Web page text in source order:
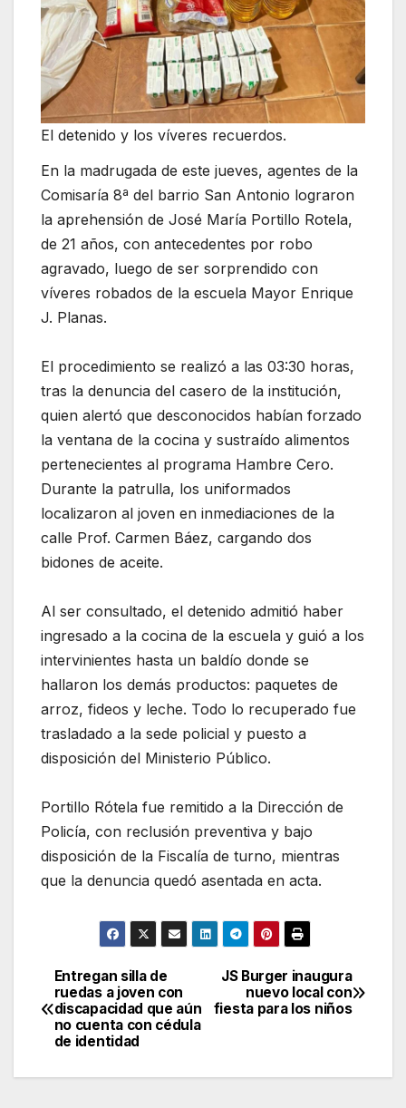
El detenido y los víveres recuerdos.
En la madrugada de este jueves, agentes de la
Comisaría 8ª del barrio San Antonio lograron
la aprehensión de José María Portillo Rotela,
de 21 años, con antecedentes por robo
agravado, luego de ser sorprendido con
víveres robados de la escuela Mayor Enrique
J. Planas.
El procedimiento se realizó a las 03:30 horas,
tras la denuncia del casero de la institución,
quien alertó que desconocidos habían forzado
la ventana de la cocina y sustraído alimentos
pertenecientes al programa Hambre Cero.
Durante la patrulla, los uniformados
localizaron al joven en inmediaciones de la
calle Prof. Carmen Báez, cargando dos
bidones de aceite.
Al ser consultado, el detenido admitió haber
ingresado a la cocina de la escuela y guió a los
intervinientes hasta un baldío donde se
hallaron los demás productos: paquetes de
arroz, fideos y leche. Todo lo recuperado fue
trasladado a la sede policial y puesto a
disposición del Ministerio Público.
Portillo Rótela fue remitido a la Dirección de
Policía, con reclusión preventiva y bajo
disposición de la Fiscalía de turno, mientras
que la denuncia quedó asentada en acta.
Navegación
de
JS Burger inaugura
nuevo local con
fiesta para los niños
Entregan silla de
ruedas a joven con
discapacidad que aún
no cuenta con cédula
de identidad